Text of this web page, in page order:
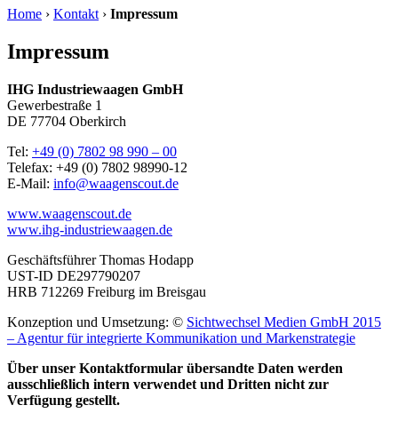
Home › Kontakt › Impressum
Impressum
IHG Industriewaagen GmbH
Gewerbestraße 1
DE 77704 Oberkirch
Tel: +49 (0) 7802 98 990 – 00
Telefax: +49 (0) 7802 98990-12
E-Mail: info@waagenscout.de
www.waagenscout.de
www.ihg-industriewaagen.de
Geschäftsführer Thomas Hodapp
UST-ID DE297790207
HRB 712269 Freiburg im Breisgau
Konzeption und Umsetzung: © Sichtwechsel Medien GmbH 2015
– Agentur für integrierte Kommunikation und Markenstrategie
Über unser Kontaktformular übersandte Daten werden
ausschließlich intern verwendet und Dritten nicht zur
Verfügung gestellt.